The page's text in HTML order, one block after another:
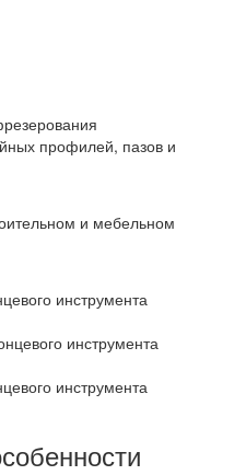
профилей, пазов и
и мебельном